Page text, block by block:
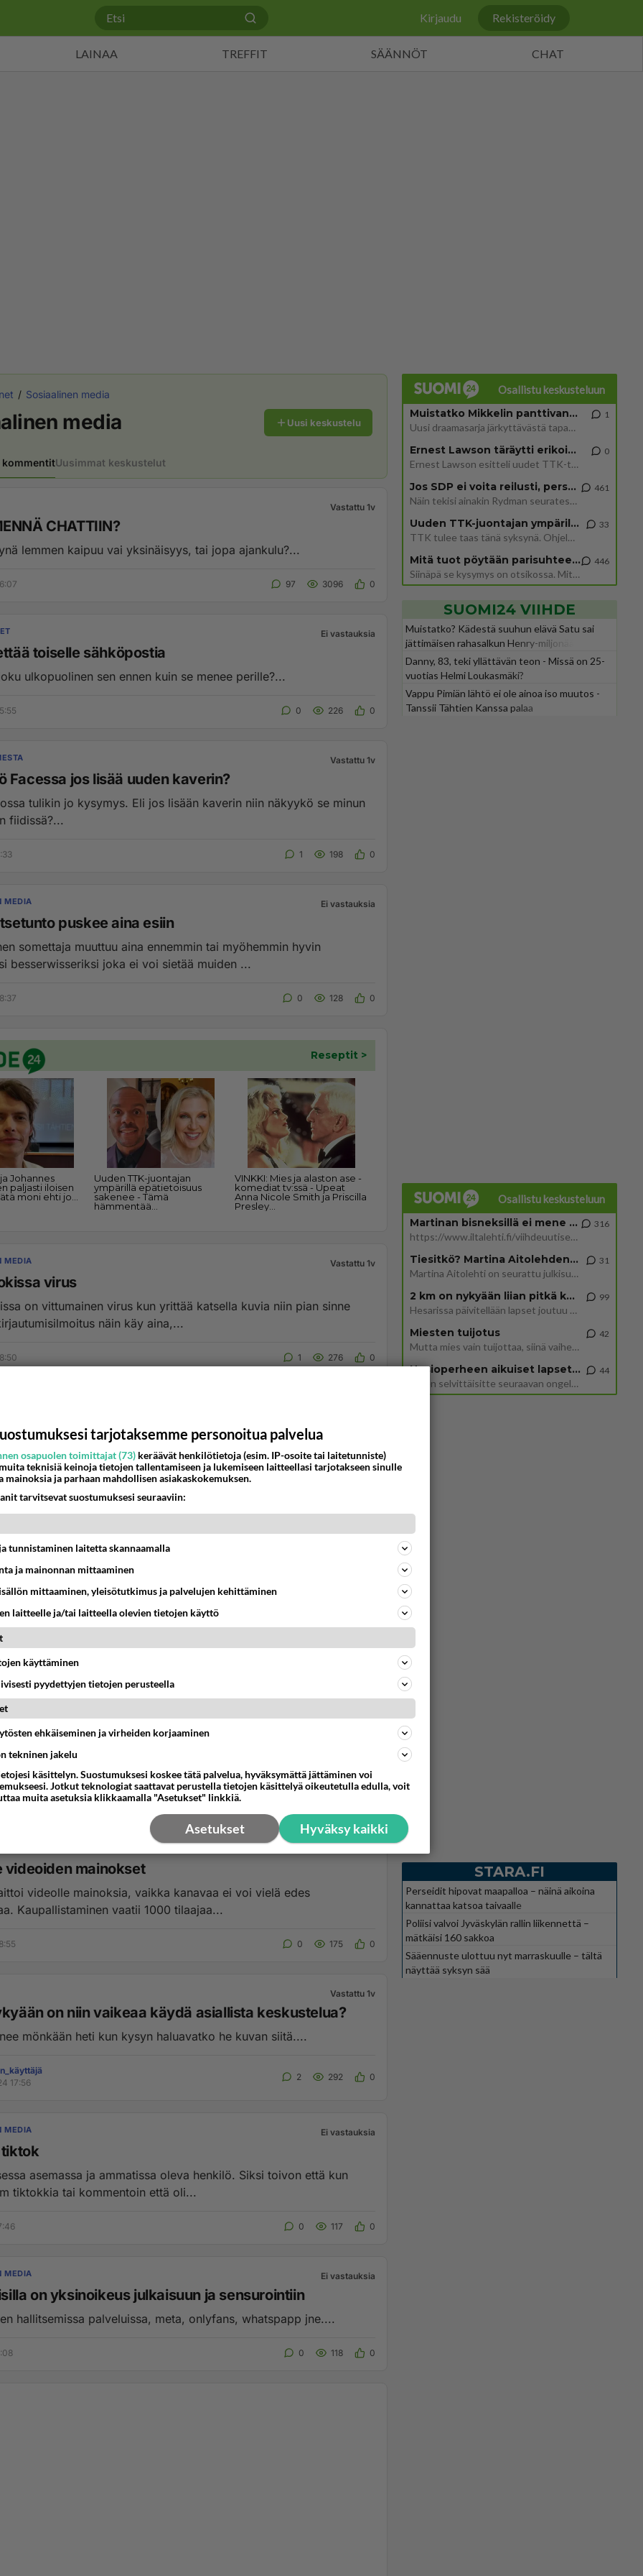
Kirjaudu Rekisteröidy
LAINAA TREFFIT SÄÄNNÖT CHAT
Sosiaalinen media
media Uusi keskustelu
kommentitUusimmat keskustelut
Vastattu 1v
CHATTIIN?
lemmen kaipuu vai yksinäisyys, tai jopa ajankulu?...
97 3096 0
Ei vastauksia
toiselle sähköpostia
ulkopuolinen sen ennen kuin se menee perille?...
0 226 0
Vastattu 1v
Facessa jos lisää uuden kaverin?
tulikin jo kysymys. Eli jos lisään kaverin niin näkyykö se minun
fiidissä?...
1 198 0
MEDIA Ei vastauksia
puskee aina esiin
somettaja muuttuu aina ennemmin tai myöhemmin hyvin
besserwisseriksi joka ei voi sietää muiden ...
0 128 0
MEDIA Vastattu 1v
virus
on vittumainen virus kun yrittää katsella kuvia niin pian sinne
näin käy aina,...
1 276 0
Habbo hotellin KUY43LK231
jotkut teistä Habbossa käyvistä lapsista tänään Kankaanpään
videoiden mainokset
videolle mainoksia, vaikka kanavaa ei voi vielä edes
Kaupallistaminen vaatii 1000 tilaajaa...
0 175 0
Vastattu 1v
on niin vaikeaa käydä asiallista keskustelua?
mönkään heti kun kysyn haluavatko he kuvan siitä....
17:56
2 292 0
MEDIA Ei vastauksia
asemassa ja ammatissa oleva henkilö. Siksi toivon että kun
tiktokkia tai kommentoin että oli...
0 117 0
MEDIA Ei vastauksia
on yksinoikeus julkaisuun ja sensurointiin
hallitsemissa palveluissa, meta, onlyfans, whatspapp jne....
0 118 0
Osallistu keskusteluun
Muistatko Mikkelin panttivankidraaman?
Uusi draamasarja järkyttävästä tapauksesta on tulossa. Tositapahtumiin perustuva sarja ammentaa vuoden 1986 Mikkelin pan
1
Ernest Lawson täräytti erikoisen heiton TTK-lehdistötilaisuudessa: " Onko tässä tarkoituksena...?"
Ernest Lawson esitteli uudet TTK-tähtioppilaat ja opettajat torstaina 6.8. lehdistölle. Tulevalla kaudella on yksi hausk
0
Jos SDP ei voita reilusti, persut kumoavat demokratian Suomesta
Näin tekisi ainakin Rydman seuratessaan idolinsa Trumpin mallia https://www.is.fi/politiikka/art-2000012187244.html
461
Uuden TTK-juontajan ympärillä epätietoisuus sakenee - Nyt MTV hämmentää soppaa
TTK tulee taas tänä syksynä. Ohjelman uudet tähtioppilaat julkistetaan torstaina 6. elokuuta klo 14 alkavassa lehdistö
33
Mitä tuot pöytään parisuhteessa?
Siinäpä se kysymys on otsikossa. Mitäpä siis tuot/toisit pöytään parisuhteessa? Oletko mies vai nainen? Koetko sen mitä
446
SUOMI24 VIIHDE
Muistatko? Kädestä suuhun elävä Satu sai
jättimäisen rahasalkun Henry-miljonääriltä
Danny, 83, teki yllättävän teon - Missä on 25-
vuotias Helmi Loukasmäki?
Vappu Pimiän lähtö ei ole ainoa iso muutos -
Tanssii Tähtien Kanssa palaa
Osallistu keskusteluun
Martinan bisneksillä ei mene hyvin
https://www.iltalehti.fi/viihdeuutiset/a/c46da6ab-340f-4790-aaa7-0865eed2336 Yrityksen konkurssihakemus on tullut kärä
316
Tiesitkö? Martina Aitolehden isäpuoli on tämä suosittu laulaja
Martina Aitolehti on seurattu julkisuuden henkilö. Lähipiiriin mahtuu muitakin tunnettuja henkilöitä. Tiesitkö, että Ma
31
2 km on nykyään liian pitkä koulumatka
Hesarissa päivitellään lapset joutuu nyt kulkemaan 2 km kouluun jösses. Ruostefillarilla tuo matka menee vaikka miten äk
99
Miesten tuijotus
Mutta mies vain tuijottaa, siinä vaiheessa käännän itse pään pois. Mikä juttu? Yleensä jos joku tuijottaa tai katsoo, hä
42
Uusioperheen aikuiset lapset tyhjentää jääkaapin käydessään
Miten selvittäisitte seuraavan ongelman, meillä on uusioperhe, minulla teini-ikäiset lapset ja puolisolla aikuiset, jotk
44
STARA.FI
Perseidit hipovat maapalloa – näinä aikoina
kannattaa katsoa taivaalle
Poliisi valvoi Jyväskylän rallin liikennettä –
mätkäisi 160 sakkoa
Sääennuste ulottuu nyt marraskuulle – tältä
näyttää syksyn sää
tarjotaksemme personoitua palvelua
osapuolen toimittajat (73) keräävät henkilötietoja (esim. IP-osoite tai laitetunniste)
teknisiä keinoja tietojen tallentamiseen ja lukemiseen laitteellasi tarjotakseen sinulle
ja parhaan mahdollisen asiakaskokemuksen.
tarvitsevat suostumuksesi seuraaviin:
tunnistaminen laitetta skannaamalla
ja mainonnan mittaaminen
mittaaminen, yleisötutkimus ja palvelujen kehittäminen
laitteelle ja/tai laitteella olevien tietojen käyttö
käyttäminen
pyydettyjen tietojen perusteella
ehkäiseminen ja virheiden korjaaminen
tekninen jakelu
käsittelyn. Suostumuksesi koskee tätä palvelua, hyväksymättä jättäminen voi
Jotkut teknologiat saattavat perustella tietojen käsittelyä oikeutetulla edulla, voit
muita asetuksia klikkaamalla "Asetukset" linkkiä.
Hyväksy kaikki
Asetukset